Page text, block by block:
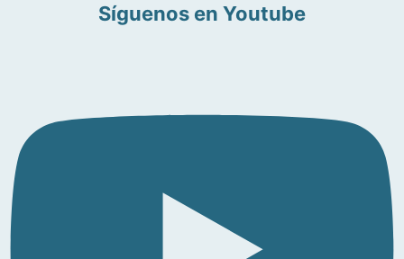
Síguenos en Youtube